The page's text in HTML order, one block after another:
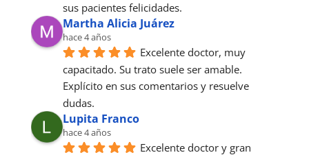
sus pacientes felicidades.
Martha Alicia Juárez
hace 4 años
Excelente doctor, muy
capacitado. Su trato suele ser amable.
Explícito en sus comentarios y resuelve
dudas.
Lupita Franco
hace 4 años
Excelente doctor y gran